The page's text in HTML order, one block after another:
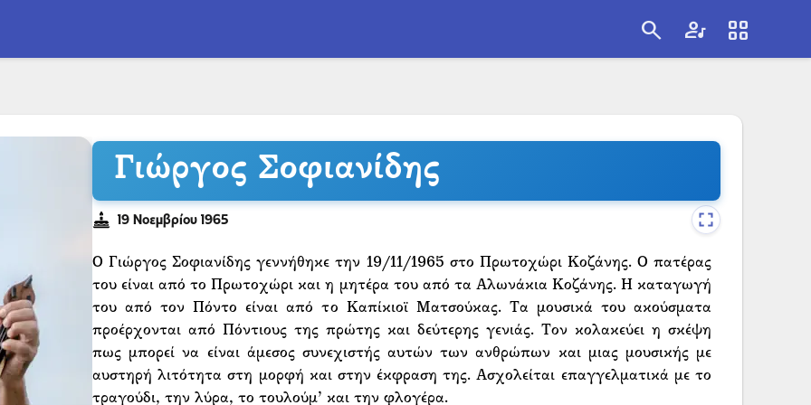
search artist view_cozy
Γιώργος Σοφιανίδης
19 Νοεμβρίου 1965
Ο Γιώργος Σοφιανίδης γεννήθηκε την 19/11/1965 στο Πρωτοχώρι Κοζάνης. Ο πατέρας
του είναι από το Πρωτοχώρι και η μητέρα του από τα Αλωνάκια Κοζάνης. Η καταγωγή
του από τον Πόντο είναι από το Καπίκιοϊ Ματσούκας. Τα μουσικά του ακούσματα
προέρχονται από Πόντιους της πρώτης και δεύτερης γενιάς. Τον κολακεύει η σκέψη
πως μπορεί να είναι άμεσος συνεχιστής αυτών των ανθρώπων και μιας μουσικής με
αυστηρή λιτότητα στη μορφή και στην έκφραση της. Ασχολείται επαγγελματικά με το
τραγούδι, την λύρα, το τουλούμ’ και την φλογέρα.